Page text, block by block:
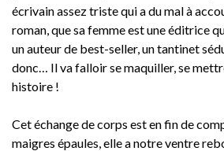
écrivain assez triste qui a du mal à
roman, que sa femme est une éditrice
un auteur de best-seller, un tantinet
donc… Il va falloir se maquiller, se
histoire !
Cet échange de corps est en fin de
maigres épaules, elle a notre ventre